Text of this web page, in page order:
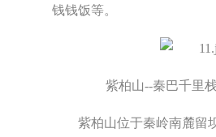
钱钱饭等。
紫柏山--秦巴千里
紫柏山位于秦岭南麓留